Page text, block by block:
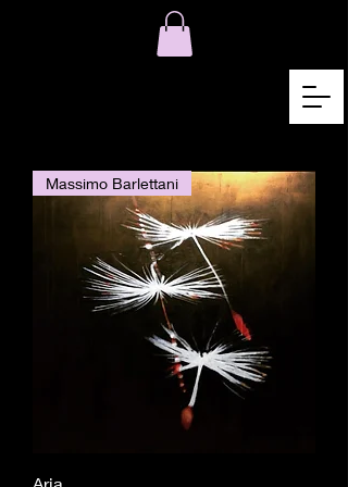
Massimo Barlettani